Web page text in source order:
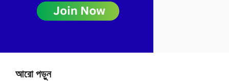
আরো পড়ুন